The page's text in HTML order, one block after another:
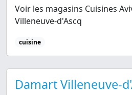
Voir les magasins Cuisines
Villeneuve-d'Ascq
cuisine
Damart Villeneuve-